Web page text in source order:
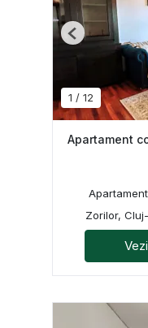
1 / 12
Previous
Apartament
Zorilor,